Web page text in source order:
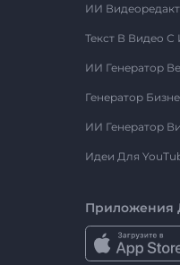
ИИ
Текст В Видео С
ИИ Генератор
Генератор
ИИ Генератор
Идеи Для
Приложения